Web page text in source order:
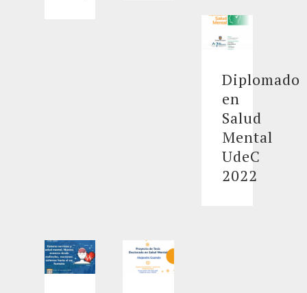
Diplomado
en
Salud
Mental
UdeC
2022